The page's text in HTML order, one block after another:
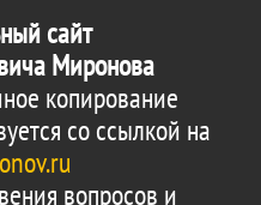
сайт
Миронова
копирование
со ссылкой на
вопросов и